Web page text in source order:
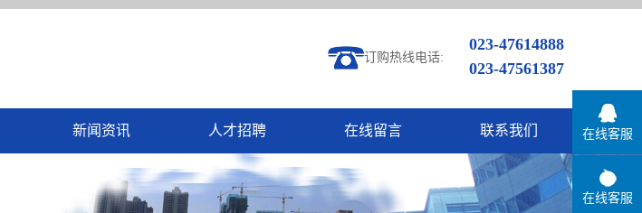
订购热线电话:
023-47614888
023-47561387
新闻资讯
公司新闻
行业新闻
人才招聘 在线留言 联系我们 在线客服
在线客服